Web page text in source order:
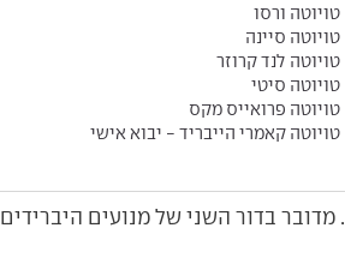
טויוטה ורסו
טויוטה סיינה
טויוטה לנד קרוזר
טויוטה סיטי
טויוטה פרואייס מקס
טויוטה קאמרי הייבריד - יבוא אישי
טויוטה קאמרי היברידית הגיע לישראל בסוף 2011. מדובר בדור השני של מנועים היברידים